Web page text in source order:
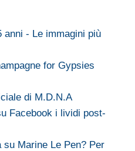
anni - Le immagini più
for Gypsies
di M.D.N.A
Facebook i lividi post-
su Marine Le Pen? Per